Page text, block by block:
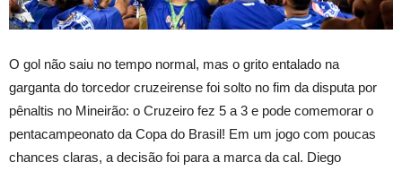
O gol não saiu no tempo normal, mas o grito entalado na
garganta do torcedor cruzeirense foi solto no fim da disputa por
pênaltis no Mineirão: o Cruzeiro fez 5 a 3 e pode comemorar o
pentacampeonato da Copa do Brasil! Em um jogo com poucas
chances claras, a decisão foi para a marca da cal. Diego